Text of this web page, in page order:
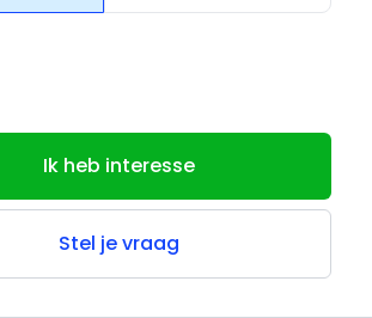
Ik heb interesse
Stel je vraag